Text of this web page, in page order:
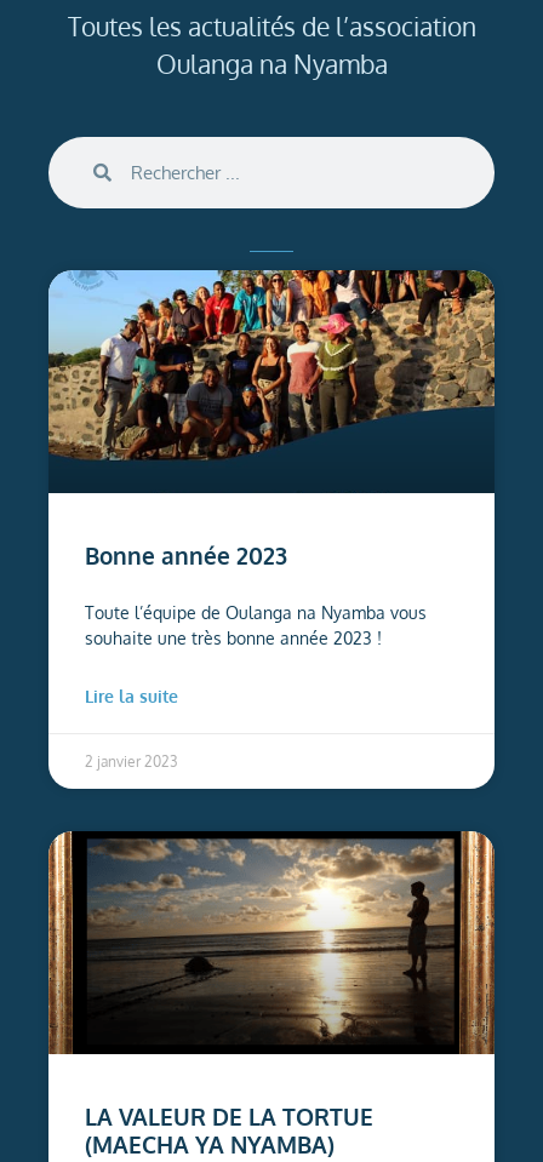
Toutes les actualités de l’association
Oulanga na Nyamba
Bonne année 2023
Toute l’équipe de Oulanga na Nyamba vous
souhaite une très bonne année 2023 !
Lire la suite
2 janvier 2023
LA VALEUR DE LA TORTUE
(MAECHA YA NYAMBA)